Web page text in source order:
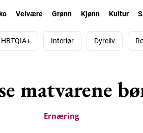
Velvære Grønn Kjønn Kultur
Interiør Dyreliv
matvarene
Ernæring